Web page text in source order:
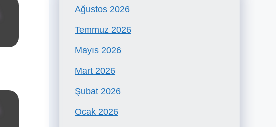
Ağustos 2026
Temmuz 2026
Mayıs 2026
Mart 2026
Şubat 2026
Ocak 2026